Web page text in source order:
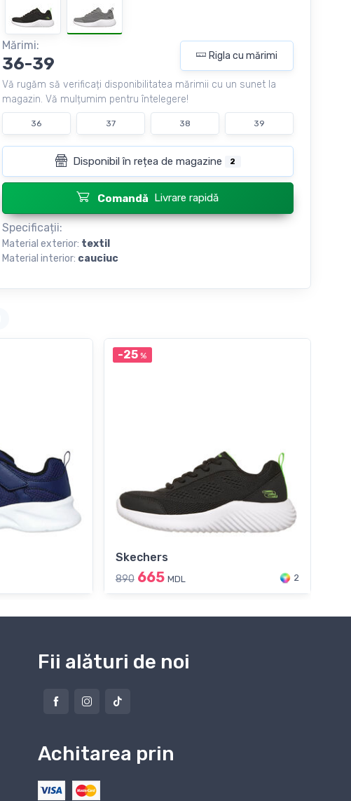
Mărimi:
36-39 Rigla cu mărimi
Vă rugăm să verificați disponibilitatea mărimii cu un sunet la
magazin. Vă mulțumim pentru întelegere!
36 37 38 39
Disponibil în rețea de magazine 2
Comandă Livrare rapidă
Specificații:
Material exterior: textil
Material interior: cauciuc
-25 %
Skechers
890 665 MDL 2
Fii alături de noi
Achitarea prin